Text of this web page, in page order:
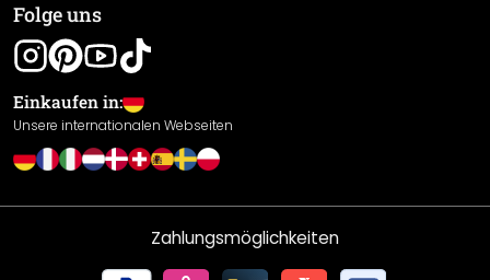
Gewährleistung
Leistungserklärung / CE-Zeichen
Cookie Einstellungen
Folge uns
Einkaufen in:
Unsere internationalen Webseiten
Zahlungsmöglichkeiten